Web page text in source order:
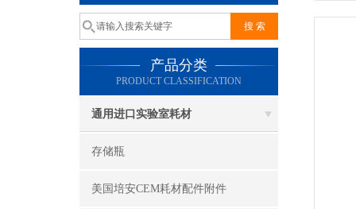
产品分类
PRODUCT CLASSIFICATION
通用进口实验室耗材
存储瓶
美国培安CEM耗材配件附件